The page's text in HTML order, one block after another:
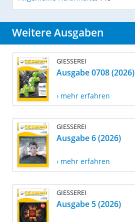
Weitere Ausgaben
GIESSEREI
Ausgabe 0708 (2026)
› mehr erfahren
GIESSEREI
Ausgabe 6 (2026)
› mehr erfahren
GIESSEREI
Ausgabe 5 (2026)